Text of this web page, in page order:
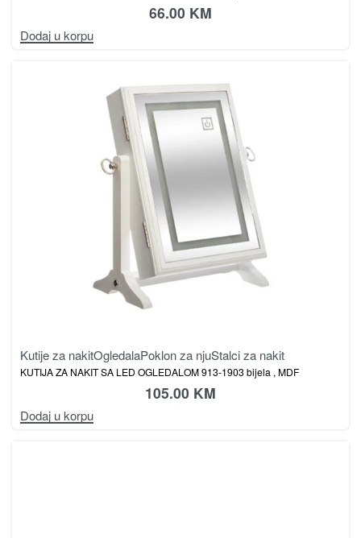
66.00 KM
Dodaj u korpu
Kutije za nakitOgledalaPoklon za njuStalci za nakit
KUTIJA ZA NAKIT SA LED OGLEDALOM 913-1903 bijela , MDF
105.00 KM
Dodaj u korpu